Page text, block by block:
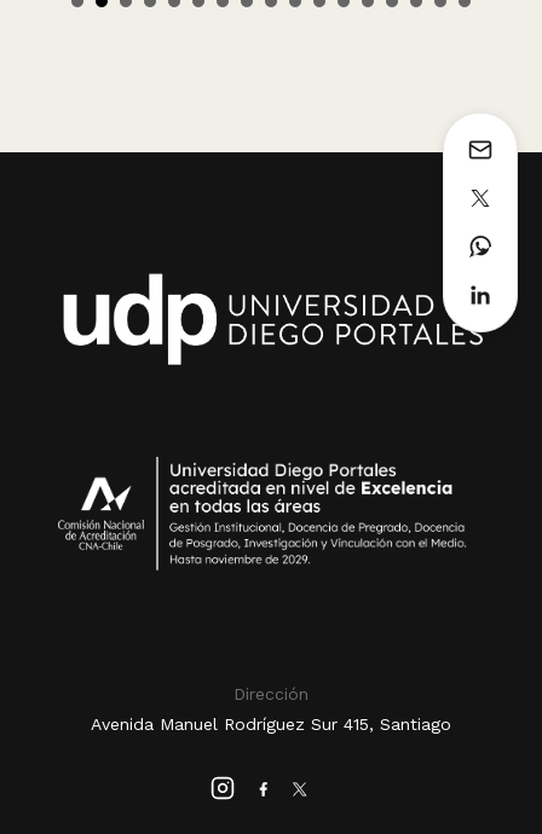
Dirección
Avenida Manuel Rodríguez Sur 415, Santiago